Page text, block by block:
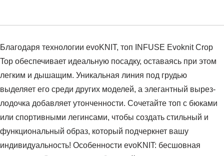
Благодаря технологии evoKNIT, топ INFUSE Evoknit Crop
Top обеспечивает идеальную посадку, оставаясь при этом
легким и дышащим. Уникальная линия под грудью
выделяет его среди других моделей, а элегантный вырез-
лодочка добавляет утонченности. Сочетайте топ с бюками
или спортивными легинсами, чтобы создать стильный и
функциональный образ, который подчеркнет вашу
индивидуальность! Особенности evoKNIT: бесшовная